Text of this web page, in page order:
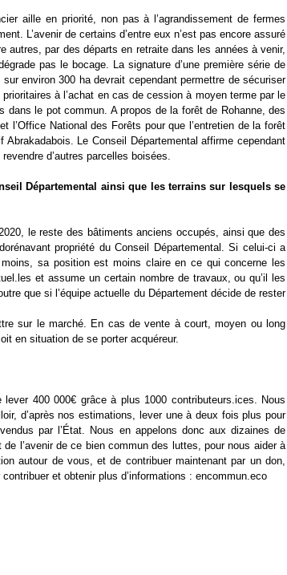
aille en priorité, non pas à l’agrandissement de fermes
L’avenir de certains d’entre eux n’est pas encore assuré
autres, par des départs en retraite dans les années à venir,
pas le bocage. La signature d’une première série de
sur environ300 ha devrait cependant permettre de sécuriser
à l’achat en cas de cession à moyen terme par le
dans le pot commun. Apropos de la forêt de Rohanne, des
l’Office National des Forêts pour que l’entretien de la forêt
Abrakadabois. Le Conseil Départemental affirme cependant
d’autres parcelles boisées.
Départemental ainsi que les terrains sur lesquels se
le reste des bâtiments anciens occupés, ainsi que des
dorénavant propriété du Conseil Départemental. Si celui-ci a
sa position est moins claire en ce qui concerne les
et assumeun certain nombre de travaux, ou qu’il les
que si l’équipe actuelle du Département décide de rester
sur le marché. En cas de vente à court, moyen ou long
en situation de se porter acquéreur.
lever 400 000€ grâce à plus 1000 contributeurs.ices. Nous
d’après nosestimations, lever une à deux fois plus pour
par l’État. Nous en appelons donc aux dizaines de
l’avenir de ce bien commundes luttes, pour nous aider à
autour de vous, et de contribuermaintenant par un don,
contribuer et obtenir plus d’informations : encommun.eco